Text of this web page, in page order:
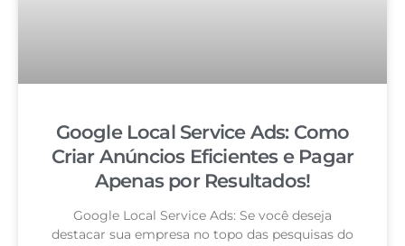
Google Local Service Ads: Como
Criar Anúncios Eficientes e Pagar
Apenas por Resultados!
Google Local Service Ads: Se você deseja
destacar sua empresa no topo das pesquisas do